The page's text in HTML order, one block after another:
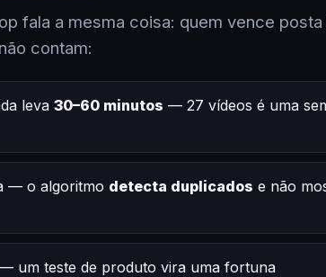
fala a mesma coisa: quem vence
contam:
leva 30–60 minutos — 27 vídeos é uma
— o algoritmo detecta duplicados e não
— um teste de produto vira uma fortuna